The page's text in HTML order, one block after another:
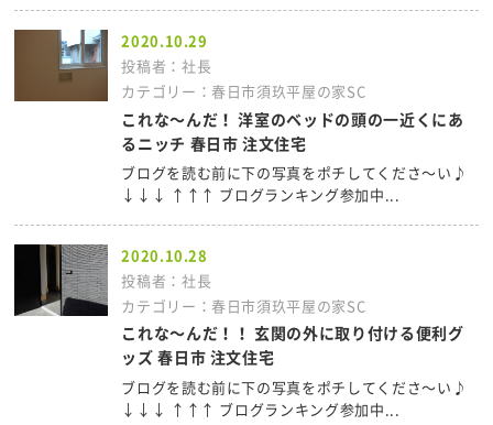
2020.10.29
投稿者：社長
カテゴリー：春日市須玖平屋の家SC
これな～んだ！ 洋室のベッドの頭の一近くにあ
るニッチ 春日市 注文住宅
ブログを読む前に下の写真をポチしてくださ～い♪
↓↓↓ ↑↑↑ ブログランキング参加中...
2020.10.28
投稿者：社長
カテゴリー：春日市須玖平屋の家SC
これな～んだ！！ 玄関の外に取り付ける便利グ
ッズ 春日市 注文住宅
ブログを読む前に下の写真をポチしてくださ～い♪
↓↓↓ ↑↑↑ ブログランキング参加中...